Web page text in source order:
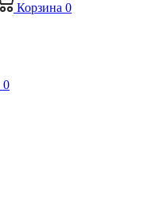
Корзина 0
0